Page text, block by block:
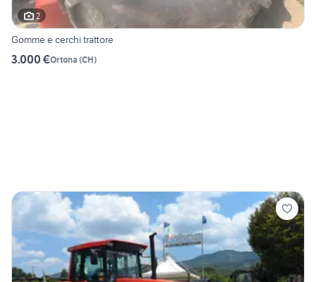
2
Gomme e cerchi trattore
3.000 €Ortona (CH)